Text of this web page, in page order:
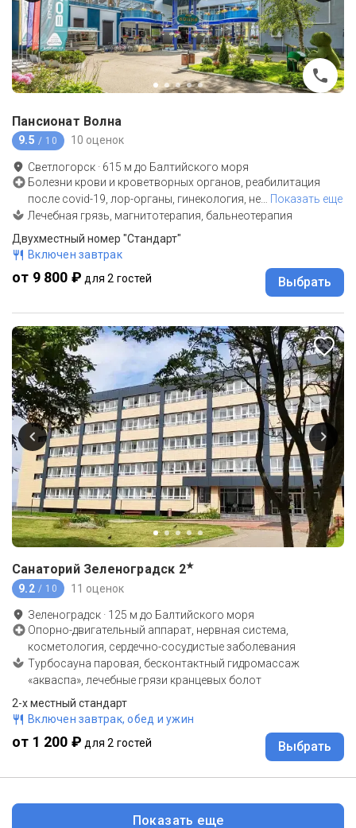
Пансионат Волна
9.5 / 10 10 оценок
Светлогорск · 615 м до Балтийского моря
Болезни крови и кроветворных органов, реабилитация
после covid-19, лор-органы, гинекология, не
Показать еще
Лечебная грязь, магнитотерапия, бальнеотерапия
Двухместный номер "Стандарт"
Включен завтрак
от 9 800 ₽ для 2 гостей Выбрать
Санаторий Зеленоградск 2★
9.2 / 10 11 оценок
Зеленоградск · 125 м до Балтийского моря
Опорно-двигательный аппарат, нервная система,
косметология, сердечно-сосудистые заболевания
Турбосауна паровая, бесконтактный гидромассаж
«акваспа», лечебные грязи кранцевых болот
2-x местный стандарт
Включен завтрак, обед и ужин
от 1 200 ₽ для 2 гостей Выбрать
Показать еще